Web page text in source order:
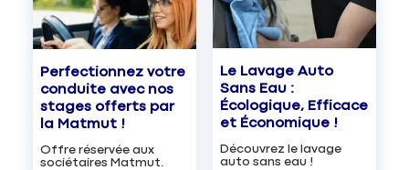
Perfectionnez votre
conduite avec nos
stages offerts par
la Matmut !
Offre réservée aux
sociétaires Matmut.
Le Lavage Auto
Sans Eau :
Écologique, Efficace
et Économique !
Découvrez le lavage
auto sans eau !